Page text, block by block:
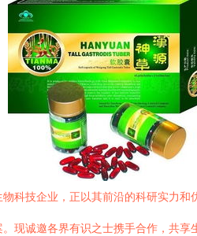
科技企业，正以其前沿的科研实力
现诚邀各界有识之士携手合作，共享